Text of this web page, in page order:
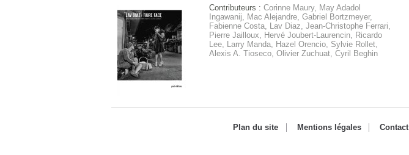
Contributeurs : Corinne Maury, May Adadol
Ingawanij, Mac Alejandre, Gabriel Bortzmeyer,
Fabienne Costa, Lav Diaz, Jean-Christophe Ferrari,
Pierre Jailloux, Hervé Joubert-Laurencin, Ricardo
Lee, Larry Manda, Hazel Orencio, Sylvie Rollet,
Alexis A. Tioseco, Olivier Zuchuat, Cyril Beghin
Plan du site Mentions légales Contact